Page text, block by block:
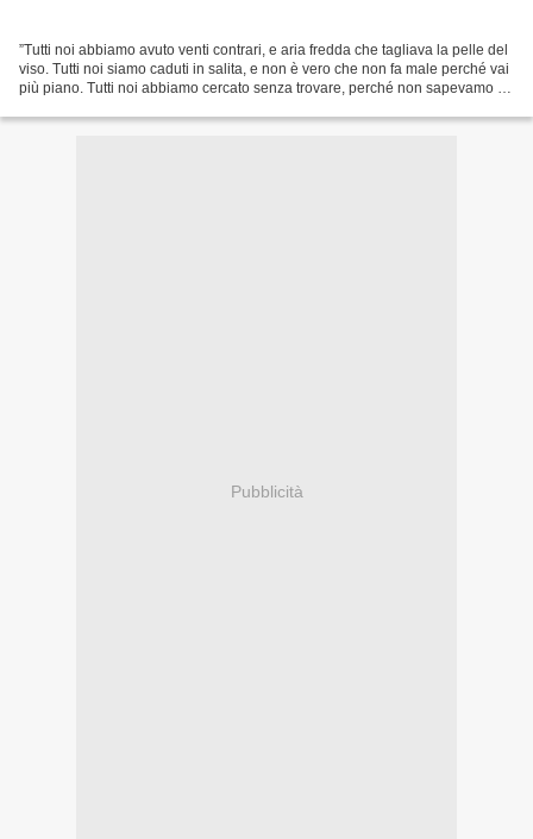
”Tutti noi abbiamo avuto venti contrari, e aria fredda che tagliava la pelle del
viso. Tutti noi siamo caduti in salita, e non è vero che non fa male perché vai
più piano. Tutti noi abbiamo cercato senza trovare, perché non sapevamo né
Pubblicità